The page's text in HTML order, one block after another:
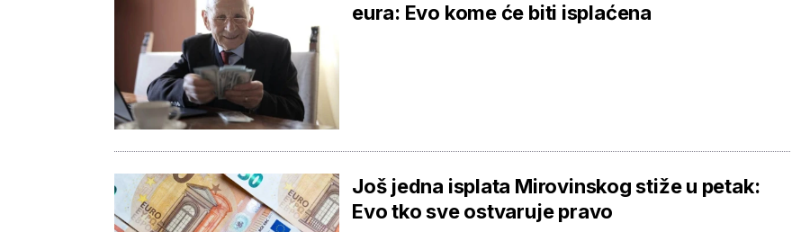
eura: Evo kome će biti isplaćena
Još jedna isplata Mirovinskog stiže u petak:
Evo tko sve ostvaruje pravo